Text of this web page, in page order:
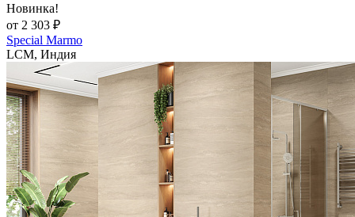
Новинка!
от 2 303 ₽
Special Marmo
LCM, Индия